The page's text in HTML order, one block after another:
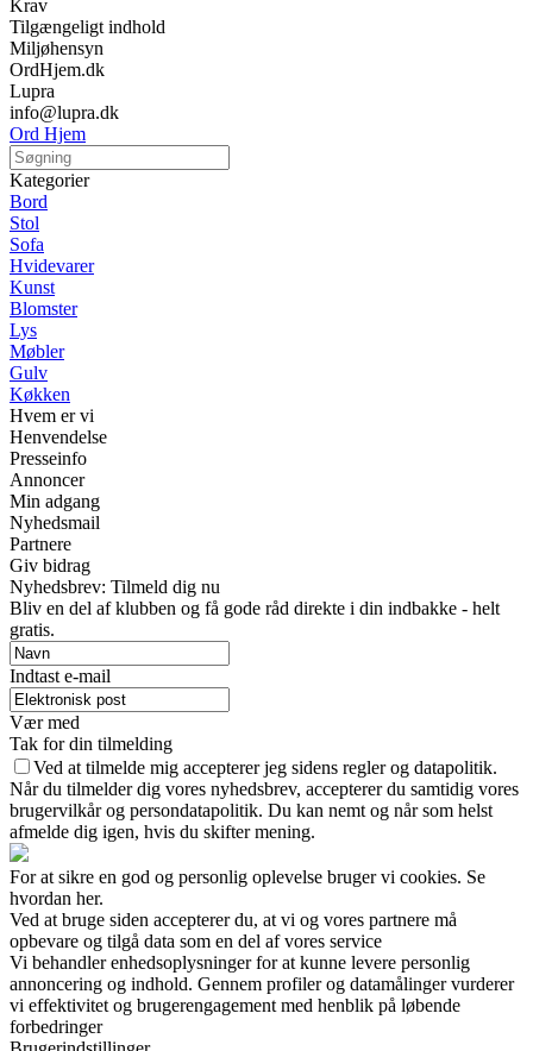
Krav
Tilgængeligt indhold
Miljøhensyn
OrdHjem.dk
Lupra
info@lupra.dk
Ord Hjem
Kategorier
Bord
Stol
Sofa
Hvidevarer
Kunst
Blomster
Lys
Møbler
Gulv
Køkken
Hvem er vi
Henvendelse
Presseinfo
Annoncer
Min adgang
Nyhedsmail
Partnere
Giv bidrag
Nyhedsbrev: Tilmeld dig nu
Bliv en del af klubben og få gode råd direkte i din indbakke - helt
gratis.
Indtast e-mail
Vær med
Tak for din tilmelding
Ved at tilmelde mig accepterer jeg sidens regler og datapolitik.
Når du tilmelder dig vores nyhedsbrev, accepterer du samtidig vores
brugervilkår og persondatapolitik. Du kan nemt og når som helst
afmelde dig igen, hvis du skifter mening.
For at sikre en god og personlig oplevelse bruger vi cookies. Se
hvordan her.
Ved at bruge siden accepterer du, at vi og vores partnere må
opbevare og tilgå data som en del af vores service
Vi behandler enhedsoplysninger for at kunne levere personlig
annoncering og indhold. Gennem profiler og datamålinger vurderer
vi effektivitet og brugerengagement med henblik på løbende
forbedringer